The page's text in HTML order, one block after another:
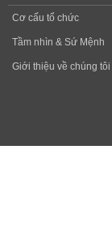
Cơ cấu tổ chức
Tầm nhìn & Sứ Mệnh
Giới thiệu về chúng tôi